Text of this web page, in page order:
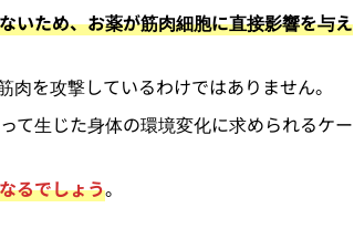
いため、お薬が筋肉細胞に直接影響を与え
を攻撃しているわけではありません。
て生じた身体の環境変化に求められるケー
るでしょう。